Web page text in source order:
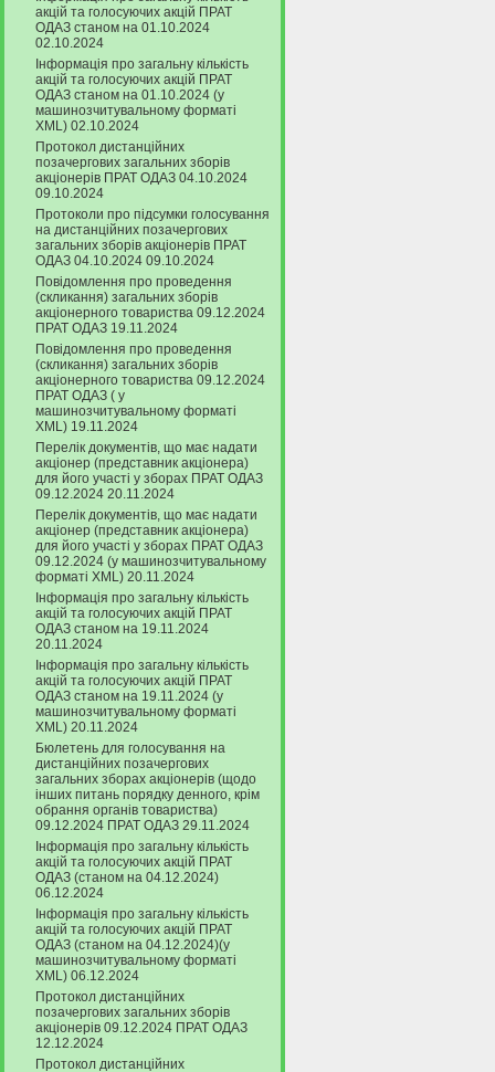
акцій та голосуючих акцій ПРАТ
ОДАЗ станом на 01.10.2024
02.10.2024
Інформація про загальну кількість
акцій та голосуючих акцій ПРАТ
ОДАЗ станом на 01.10.2024 (у
машинозчитувальному форматі
XML) 02.10.2024
Протокол дистанційних
позачергових загальних зборів
акціонерів ПРАТ ОДАЗ 04.10.2024
09.10.2024
Протоколи про підсумки голосування
на дистанційних позачергових
загальних зборів акціонерів ПРАТ
ОДАЗ 04.10.2024 09.10.2024
Повідомлення про проведення
(скликання) загальних зборів
акціонерного товариства 09.12.2024
ПРАТ ОДАЗ 19.11.2024
Повідомлення про проведення
(скликання) загальних зборів
акціонерного товариства 09.12.2024
ПРАТ ОДАЗ ( у
машинозчитувальному форматі
XML) 19.11.2024
Перелік документів, що має надати
акціонер (представник акціонера)
для його участі у зборах ПРАТ ОДАЗ
09.12.2024 20.11.2024
Перелік документів, що має надати
акціонер (представник акціонера)
для його участі у зборах ПРАТ ОДАЗ
09.12.2024 (у машинозчитувальному
форматі XML) 20.11.2024
Інформація про загальну кількість
акцій та голосуючих акцій ПРАТ
ОДАЗ станом на 19.11.2024
20.11.2024
Інформація про загальну кількість
акцій та голосуючих акцій ПРАТ
ОДАЗ станом на 19.11.2024 (у
машинозчитувальному форматі
XML) 20.11.2024
Бюлетень для голосування на
дистанційних позачергових
загальних зборах акціонерів (щодо
інших питань порядку денного, крім
обрання органів товариства)
09.12.2024 ПРАТ ОДАЗ 29.11.2024
Інформація про загальну кількість
акцій та голосуючих акцій ПРАТ
ОДАЗ (станом на 04.12.2024)
06.12.2024
Інформація про загальну кількість
акцій та голосуючих акцій ПРАТ
ОДАЗ (станом на 04.12.2024)(у
машинозчитувальному форматі
XML) 06.12.2024
Протокол дистанційних
позачергових загальних зборів
акціонерів 09.12.2024 ПРАТ ОДАЗ
12.12.2024
Протокол дистанційних